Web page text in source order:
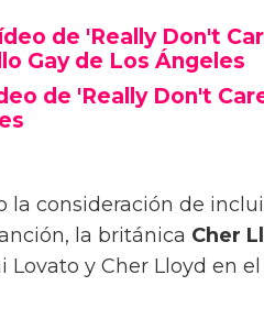
de 'Really Don't
Gay de Los Ángeles
de 'Really Don't
consideración de
la británica Cher
y Cher Lloyd en